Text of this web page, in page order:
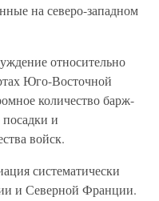
на северо-западном
относительно
Юго-Восточной
количество барж-
и
войск.
систематически
и Северной Франции.